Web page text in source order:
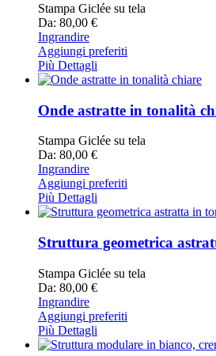
Stampa Giclée su tela
Da: 80,00 €
Ingrandire
Aggiungi preferiti
Più Dettagli
Onde astratte in tonalità
Stampa Giclée su tela
Da: 80,00 €
Ingrandire
Aggiungi preferiti
Più Dettagli
Struttura geometrica
Stampa Giclée su tela
Da: 80,00 €
Ingrandire
Aggiungi preferiti
Più Dettagli